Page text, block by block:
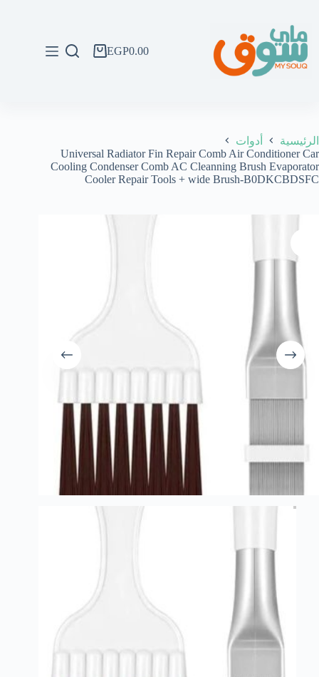
المحتوى
عربةEGP0.00
الرئيسية
أدوات
Universal Radiator Fin Repair Comb Air Conditioner Car
Cooling Condenser Comb AC Cleanning Brush Evaporator
Cooler Repair Tools + wide Brush-B0DKCBDSFC